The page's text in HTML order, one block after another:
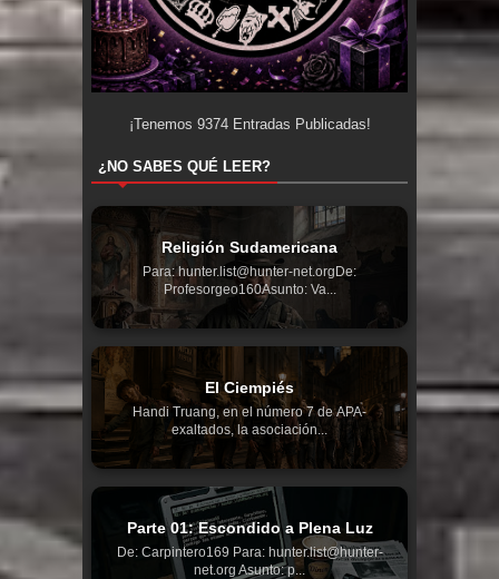
¡Tenemos 9374Entradas Publicadas!
¿NO SABES QUÉ LEER?
Religión Sudamericana
Para: hunter.list@hunter-net.orgDe:
Profesorgeo160Asunto: Va...
El Ciempiés
Handi Truang, en el número 7 de APA-
exaltados, la asociación...
Parte 01: Escondido a Plena Luz
De: Carpintero169 Para: hunter.list@hunter-
net.org Asunto: p...